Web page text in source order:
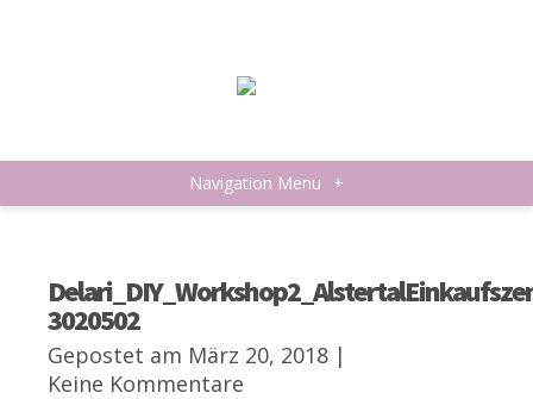
Navigation Menu +
3020502
Gepostet am März 20, 2018 |
Keine Kommentare